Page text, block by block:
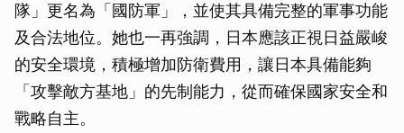
隊」更名為「國防軍」，並使其具備完整的軍事功能
及合法地位。她也一再強調，日本應該正視日益嚴峻
的安全環境，積極增加防衛費用，讓日本具備能夠
「攻擊敵方基地」的先制能力，從而確保國家安全和
戰略自主。